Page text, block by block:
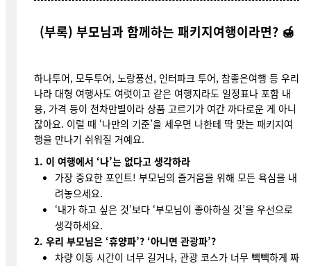
(부록) 부모님과 함께하는 패키지여행이라면? 🍯
하나투어, 모두투어, 노랑풍선, 인터파크 투어, 참좋은여행 등 우리
나라 대형 여행사도 여럿이고 같은 여행지라도 일정표나 포함 내
용, 가격 등이 천차만별이라 상품 고르기가 여간 까다로운 게 아니
잖아요. 이럴 때 ‘나만의 기준’을 세우면 나한테 딱 맞는 패키지여
행을 만나기 쉬워질 거예요.
1. 이 여행에서 ‘나’는 없다고 생각하라
가장 중요한 포인트! 부모님의 즐거움을 위해 모든 욕심을 내
려놓으세요.
‘내가 하고 싶은 것’보다 ‘부모님이 좋아하실 것’을 우선으로
생각하세요.
2. 우리 부모님은 ‘휴양파’? ‘아니면 관광파’?
차량 이동 시간이 너무 길거나, 관광 코스가 너무 빽빽하게 짜